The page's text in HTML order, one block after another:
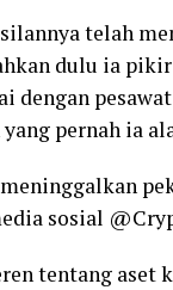
telah
dulu ia
dengan
yang pernah ia
sosial
tentang aset